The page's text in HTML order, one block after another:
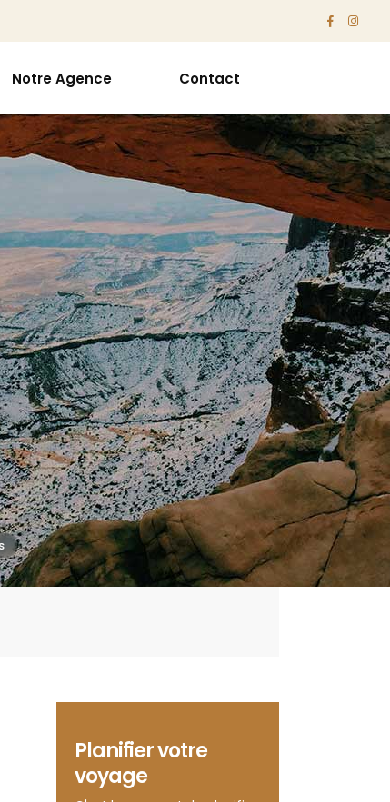
Notre Agence Contact
Planifier votre
voyage